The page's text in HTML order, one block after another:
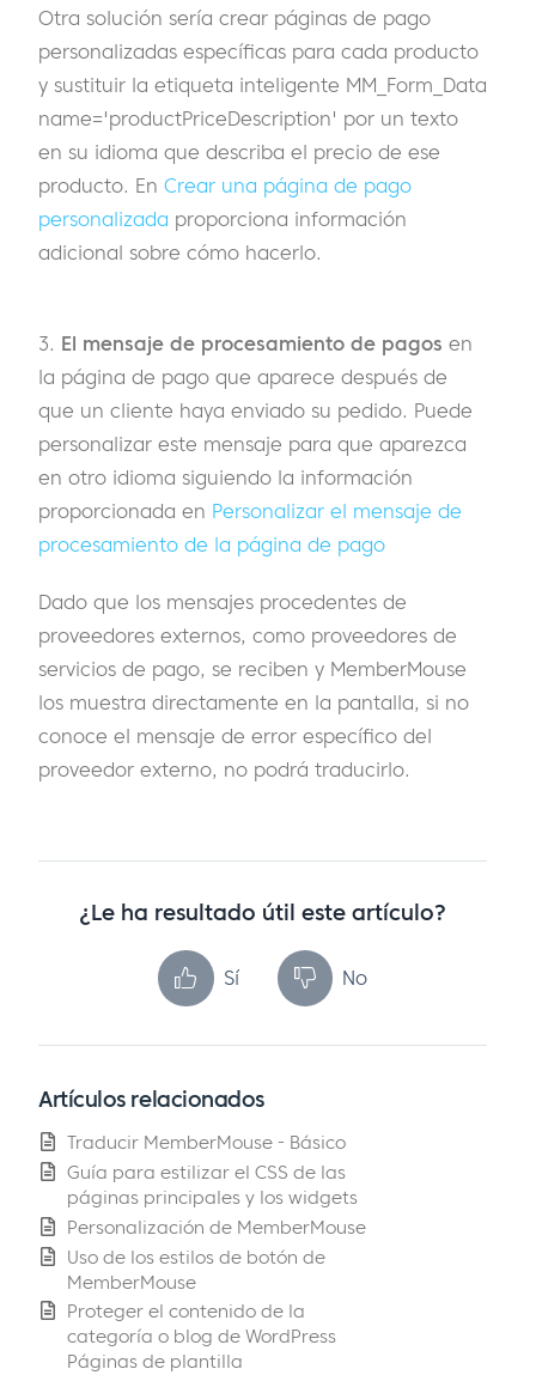
Otra solución sería crear páginas de pago
personalizadas específicas para cada producto
y sustituir la etiqueta inteligente MM_Form_Data
name='productPriceDescription' por un texto
en su idioma que describa el precio de ese
producto. En Crear una página de pago
personalizada proporciona información
adicional sobre cómo hacerlo.
3. El mensaje de procesamiento de pagos en
la página de pago que aparece después de
que un cliente haya enviado su pedido. Puede
personalizar este mensaje para que aparezca
en otro idioma siguiendo la información
proporcionada en Personalizar el mensaje de
procesamiento de la página de pago
Dado que los mensajes procedentes de
proveedores externos, como proveedores de
servicios de pago, se reciben y MemberMouse
los muestra directamente en la pantalla, si no
conoce el mensaje de error específico del
proveedor externo, no podrá traducirlo.
¿Le ha resultado útil este artículo?
Sí No
Artículos relacionados
Traducir MemberMouse - Básico
Guía para estilizar el CSS de las
páginas principales y los widgets
Personalización de MemberMouse
Uso de los estilos de botón de
MemberMouse
Proteger el contenido de la
categoría o blog de WordPress
Páginas de plantilla